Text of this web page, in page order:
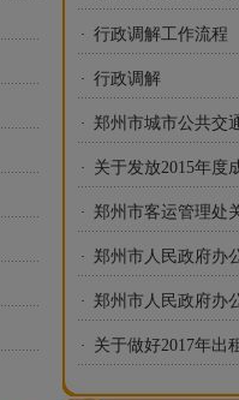
· 行政调解工作流程
· 行政调解
· 郑州市城市公共交
· 关于发放2015年度
· 郑州市客运管理处
· 郑州市人民政府办
· 郑州市人民政府办
· 关于做好2017年出
张申红
巡
高云飞
巡
乔红军
巡